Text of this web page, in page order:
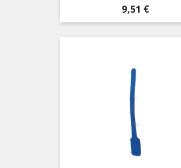
Prix
9,51 €